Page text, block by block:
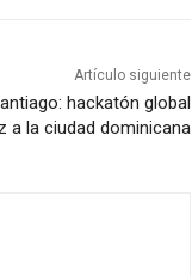
Artículo siguiente
hackatón global
a la ciudad dominicana